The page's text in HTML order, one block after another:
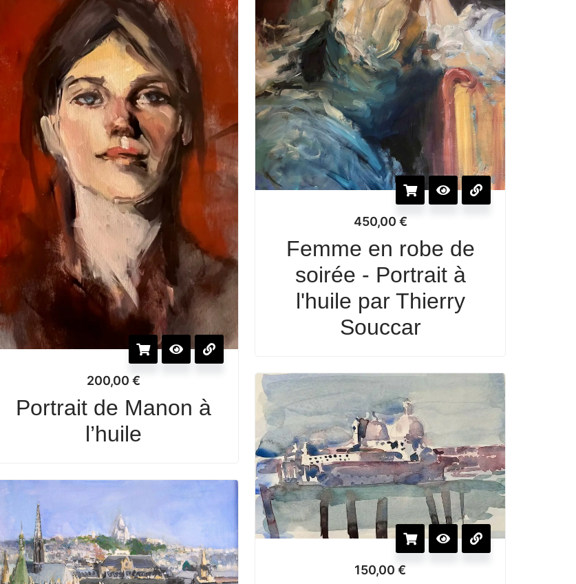
450,00 €
Femme en robe de
soirée - Portrait à
l'huile par Thierry
Souccar
200,00 €
Portrait de Manon à
l’huile
150,00€